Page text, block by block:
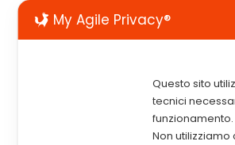
My Agile Privacy®
Questo sito
tecnici
funzionamento.
Non utilizziamo